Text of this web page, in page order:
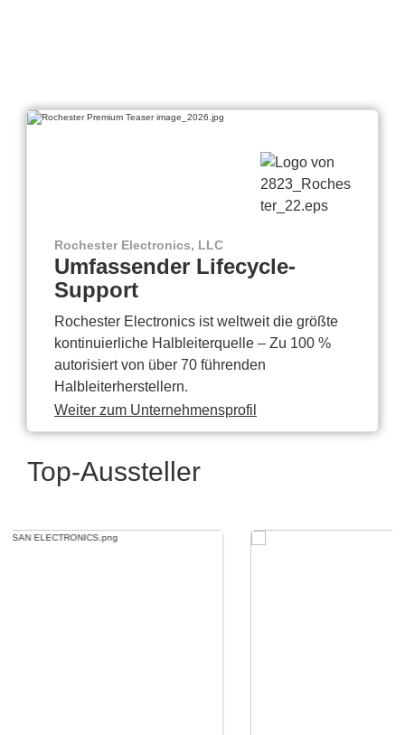
Rochester Electronics, LLC
Umfassender Lifecycle-
Support
Rochester Electronics ist weltweit die größte
kontinuierliche Halbleiterquelle – Zu 100 %
autorisiert von über 70 führenden
Halbleiterherstellern.
Weiter zum Unternehmensprofil
Top-Aussteller